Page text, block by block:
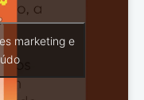
marketing e